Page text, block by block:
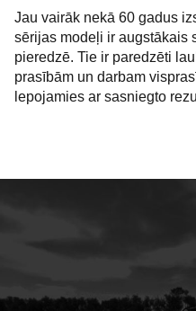
Jau vairāk nekā 60 gadus
sērijas modeļi ir augstākais
pieredzē. Tie ir paredzēti
prasībām un darbam
lepojamies ar sasniegto